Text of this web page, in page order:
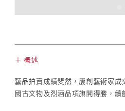
＋ 概述
藝品拍賣成績斐然，屢創藝術家成
國古文物及烈酒品項旗開得勝，續